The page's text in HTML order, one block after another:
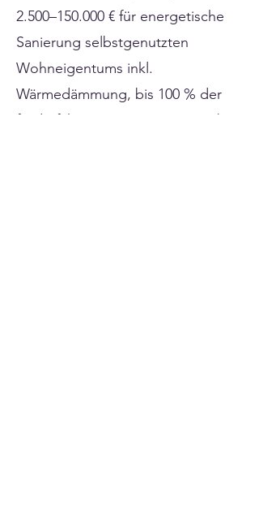
2.500–150.000 € für energetische
Sanierung selbstgenutzten
Wohneigentums inkl.
Wärmedämmung, bis 100 % der
förderfähigen Kosten, Antrag über